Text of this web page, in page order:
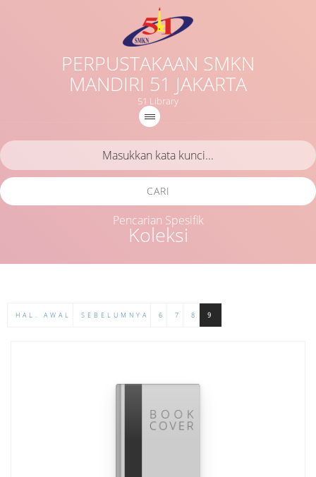
PERPUSTAKAAN SMKN
MANDIRI 51 JAKARTA
51 Library
Koleksi
CARI
Pencarian Spesifik
HAL. AWAL SEBELUMNYA 6 7 8 9